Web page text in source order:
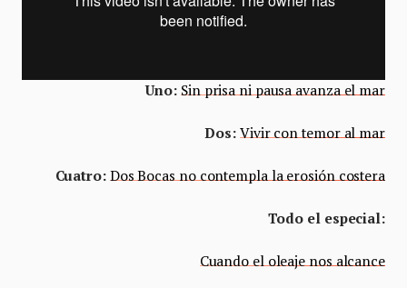
Uno: Sin prisa ni pausa avanza el mar
Dos: Vivir con temor al mar
Cuatro: Dos Bocas no contempla la erosión costera
Todo el especial:
Cuando el oleaje nos alcance